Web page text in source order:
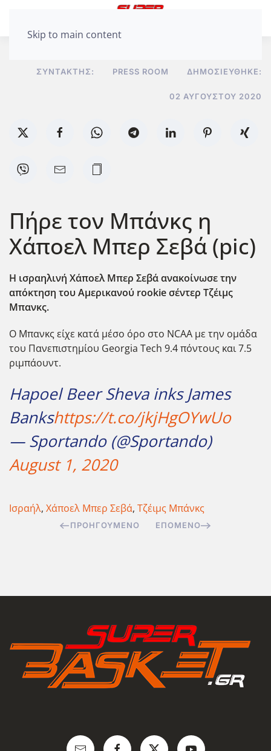
Skip to main content
ΣΥΝΤΆΚΤΗΣ: PRESS ROOM ΔΗΜΟΣΙΕΎΘΗΚΕ:
02 ΑΥΓΟΎΣΤΟΥ 2020
Πήρε τον Μπάνκς η
Χάποελ Μπερ Σεβά (pic)
Η ισραηλινή Χάποελ Μπερ Σεβά ανακοίνωσε την
απόκτηση του Αμερικανού rookie σέντερ Τζέιμς
Μπανκς.
Ο Μπανκς είχε κατά μέσο όρο στο NCAA με την ομάδα
του Πανεπιστημίου Georgia Tech 9.4 πόντους και 7.5
ριμπάουντ.
Hapoel Beer Sheva inks James
Bankshttps://t.co/jkjHgOYwUo
— Sportando (@Sportando)
August 1, 2020
Ισραήλ, Χάποελ Μπερ Σεβά, Τζέιμς Μπάνκς
ΠΡΟΗΓΟΎΜΕΝΟ ΕΠΌΜΕΝΟ